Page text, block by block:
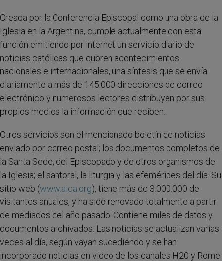
Creada por la Conferencia Episcopal como una obra de la
Iglesia en la Argentina, cumple actualmente con esta
función emitiendo por internet un servicio diario de
noticias católicas que cubren acontecimientos
nacionales e internacionales, una síntesis que se envía
diariamente a más de 145.000 direcciones de correo
electrónico y numerosos lectores distribuyen por sus
propios medios la información que reciben.
Otros servicios son el mencionado boletín de noticias
enviado por correo postal; los documentos completos de
la Santa Sede, del Episcopado y de otros organismos de
la Iglesia; el santoral, la liturgia y las efemérides del día. Su
sitio web (www.aica.org), tiene más de 3.000.000 de
visitantes anuales, y ha sido renovado totalmente a partir
de mediados del año pasado. Contiene miles de datos y
documentos archivados. Las noticias se actualizan varias
veces al día, según vayan sucediendo y se han
incorporado noticias en video de los canales H20 y Rome